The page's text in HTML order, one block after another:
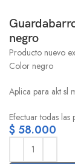
negro
Producto nuevo
Color negro
Aplica para akt sl
Efectuar todas
$ 58.000